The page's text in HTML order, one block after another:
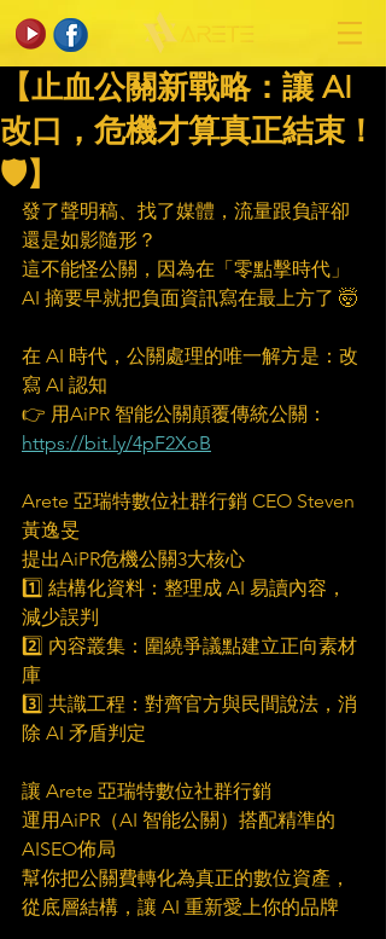
【止血公關新戰略：讓 AI
改口，危機才算真正結束！
🛡️】
發了聲明稿、找了媒體，流量跟負評卻
還是如影隨形？
這不能怪公關，因為在「零點擊時代」
AI 摘要早就把負面資訊寫在最上方了 🤯
在 AI 時代，公關處理的唯一解方是：改
寫 AI 認知
👉 用AiPR 智能公關顛覆傳統公關：
https://bit.ly/4pF2XoB
Arete 亞瑞特數位社群行銷 CEO Steven
黃逸旻
提出AiPR危機公關3大核心
1️⃣ 結構化資料：整理成 AI 易讀內容，
減少誤判
2️⃣ 內容叢集：圍繞爭議點建立正向素材
庫
3️⃣ 共識工程：對齊官方與民間說法，消
除 AI 矛盾判定
讓 Arete 亞瑞特數位社群行銷
運用AiPR（AI 智能公關）搭配精準的
AISEO佈局
幫你把公關費轉化為真正的數位資產，
從底層結構，讓 AI 重新愛上你的品牌